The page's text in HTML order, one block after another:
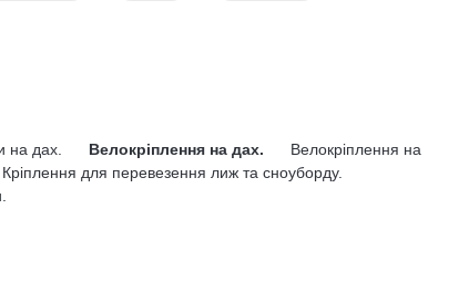
на дах. Велокріплення на дах.
Велокріплення на
Кріплення для перевезення лиж та сноуборду.